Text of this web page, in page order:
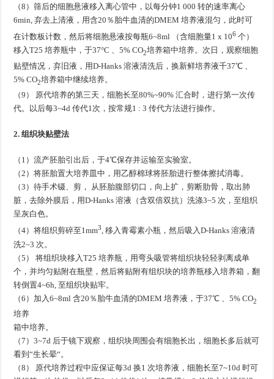
（8）筛后的细胞悬液移入离心管中，以每分钟1 000 转的速率离心
6min, 弃去上清液，用含20％胎牛血清的DMEM 培养液混匀，此时可
在计数板计数，然后将细胞悬液按每瓶6~8ml （含细胞量1 x 106 个）
移入T25 培养瓶中，于37°C 、5% CO2培养箱中培养。次日，观察细胞
贴壁情况，弃旧液，用D-Hanks 溶液清洗后，换新鲜培养液千37℃ 、
5% CO2培养箱中继续培养。
（9） 原代培养的第三天，细胞长至80%~90% 汇合时，进行第一次传
代。以后每3~4d 传代1次，按常规1 : 3 传代方法进行操作。
2. 组织块贴壁法
（1）流产胚胎引出后，于4℃保存并运输至实验室。
（2）将胚胎置大培养皿中，用乙醇棉球将胚胎进行整体擦拭消毒。
（3）待手术镊、剪， 从胚胎腹部切口，向上扩，剪断肋骨，取出肺
脏，去除外膜后，用D-Hanks 溶液（含双倍双抗）洗涤3~5 次，至组织
呈灰白色。
（4）将组织剪碎至1mm3, 移入青霉素小瓶，然后吸入D-Hanks 溶液清
洗2~3 次。
（5） 将组织块移入T25 培养瓶，用弯头吸管将组织块轻轻剥离成单
个，并均匀贴附在瓶壁，然后将贴附有组织块的培养瓶移入培养箱，翻
转倒置4~6h, 至组织块贴牢。
（6）加入6~8ml 含20％胎牛血清的DMEM 培养液，于37℃ 、5% CO2
培养
箱中培养。
（7）3~7d 后于镜下观察，组织块周围会有细胞长出，细胞长多后就可
看到“生长晕“。
（8） 原代培养过程中应保证每3d 换1 次培养液，细胞长至7~10d 时可